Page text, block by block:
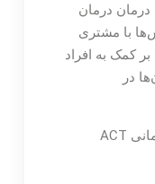
درمان
با مشتری
کمک به افراد
در
لو توضیح می دهد که یک جلسه درمانی ACT